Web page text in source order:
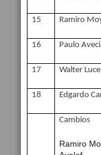
15 Ramiro
16 Paulo
17 Walter
18 Edgardo
Cambios
Ramiro